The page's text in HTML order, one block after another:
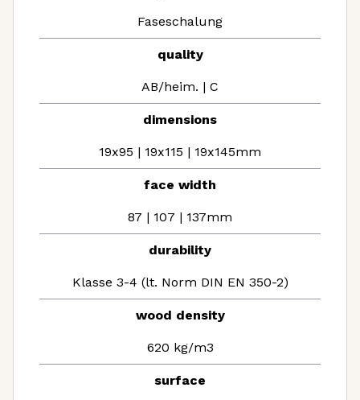
Faseschalung
quality
AB/heim. | C
dimensions
19x95 | 19x115 | 19x145mm
face width
87 | 107 | 137mm
durability
Klasse 3-4 (lt. Norm DIN EN 350-2)
wood density
620 kg/m3
surface